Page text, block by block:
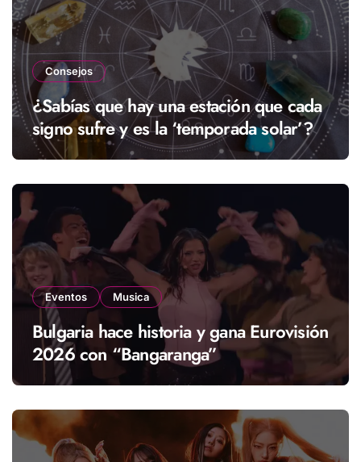
Consejos
¿Sabías que hay una estación que cada
signo sufre y es la ‘temporada solar’?
Eventos Musica
Bulgaria hace historia y gana Eurovisión
2026 con “Bangaranga”